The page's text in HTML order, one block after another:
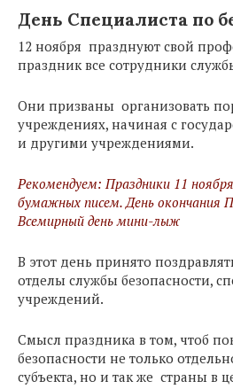
День Специалиста по
12 ноября празднуют свой
праздник все сотрудники
Они призваны организовать
учреждениях, начиная с
и другими учреждениями.
Рекомендуем: Праздники 11
бумажных писем. День окончания
Всемирный день мини-лыж
В этот день принято
отделы службы безопасности,
учреждений.
Смысл праздника в том, чтоб
безопасности не только
субъекта, но и так же страны в